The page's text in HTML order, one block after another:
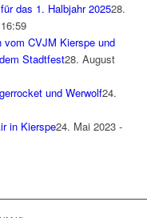
das 1. Halbjahr 202528.
vom CVJM Kierspe und
Stadtfest28. August
und Werwolf24.
in Kierspe24. Mai 2023 -